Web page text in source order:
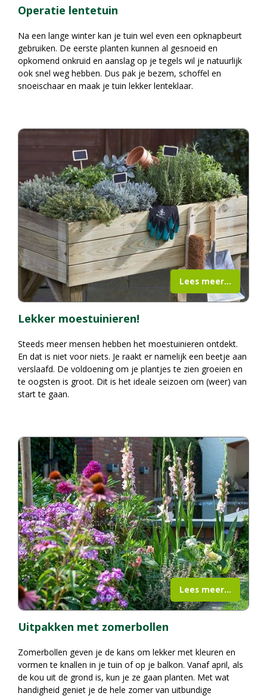
Operatie lentetuin
Na een lange winter kan je tuin wel even een opknapbeurt
gebruiken. De eerste planten kunnen al gesnoeid en
opkomend onkruid en aanslag op je tegels wil je natuurlijk
ook snel weg hebben. Dus pak je bezem, schoffel en
snoeischaar en maak je tuin lekker lenteklaar.
Lekker moestuinieren!
Steeds meer mensen hebben het moestuinieren ontdekt.
En dat is niet voor niets. Je raakt er namelijk een beetje aan
verslaafd. De voldoening om je plantjes te zien groeien en
te oogsten is groot. Dit is het ideale seizoen om (weer) van
start te gaan.
Lees meer...
Uitpakken met zomerbollen
Zomerbollen geven je de kans om lekker met kleuren en
vormen te knallen in je tuin of op je balkon. Vanaf april, als
de kou uit de grond is, kun je ze gaan planten. Met wat
handigheid geniet je de hele zomer van uitbundige
Lees meer...